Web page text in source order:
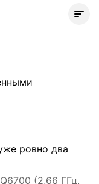
ровно два
(2,66 ГГц,